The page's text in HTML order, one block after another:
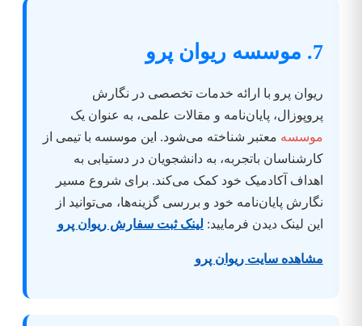
7. موسسه ریوان پرو
ریوان پرو با ارائه خدمات تخصصی در نگارش
پروپوزال، پایان‌نامه و مقالات علمی، به عنوان یک
موسسه معتبر شناخته می‌شود. این موسسه با تیمی از
کارشناسان باتجربه، به دانشجویان در دستیابی به
اهداف آکادمیک خود کمک می‌کند. برای شروع مسیر
نگارش پایان‌نامه خود و بررسی گزینه‌ها، می‌توانید از
این لینک دیدن فرمایید: لینک ثبت سفارش ریوان پرو
مشاهده سایت ریوان پرو